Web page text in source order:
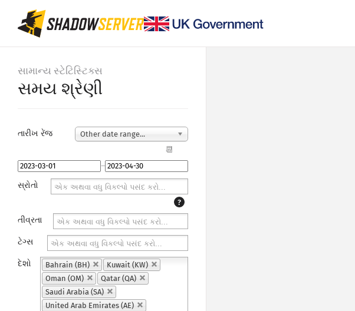
સામાન્ય સ્ટેટિસ્ટિક્સ
સમય શ્રેણી
તારીખ રેંજ Other date range...
📆
–
સ્રોતો
?
તીવ્રતા
ટેગ્સ
દેશો Bahrain (BH)
Kuwait (KW)
Oman (OM)
Qatar (QA)
Saudi Arabia (SA)
United Arab Emirates (AE)